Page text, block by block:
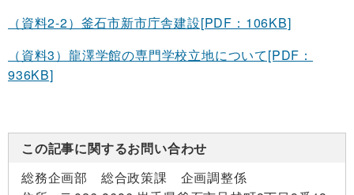
（資料2-2）釜石市新市庁舎建設[PDF：106KB]
（資料3）龍澤学館の専門学校立地について[PDF：
936KB]
この記事に関するお問い合わせ
総務企画部 総合政策課 企画調整係